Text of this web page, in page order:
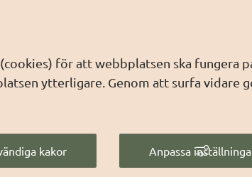
för att webbplatsen ska fungera
ytterligare. Genom att surfa vidare
kakor Anpassa